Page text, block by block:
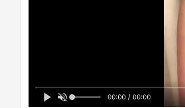
00:00 / 00:00